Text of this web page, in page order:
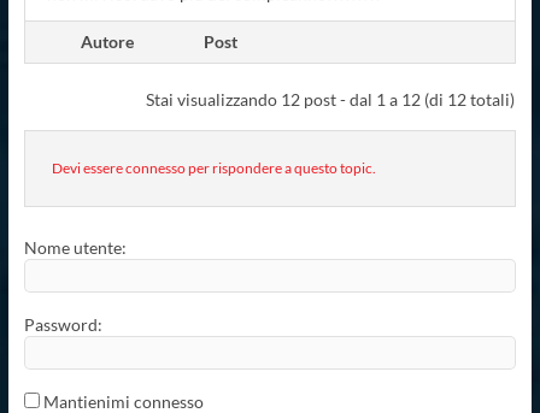
Autore Post
Stai visualizzando 12 post - dal 1 a 12 (di 12 totali)
Devi essere connesso per rispondere a questo topic.
Nome utente:
Password:
Mantienimi connesso